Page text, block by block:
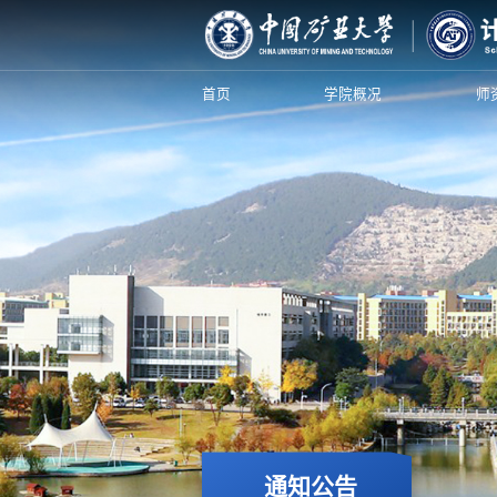
首页 学院概况 师
通知公告